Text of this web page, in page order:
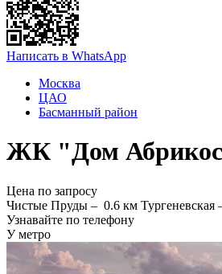
Написать в WhatsApp
Москва
ЦАО
Басманный район
ЖК "Дом
Цена по запросу
Чистые Пруды – 0.6 км Тургеневская
Узнавайте по телефону
У метро